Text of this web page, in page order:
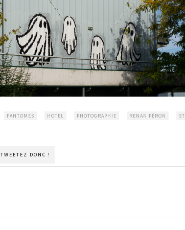
FANTOMES HOTEL PHOTOGRAPHIE RENAN PÉRON
TWEETEZ DONC !